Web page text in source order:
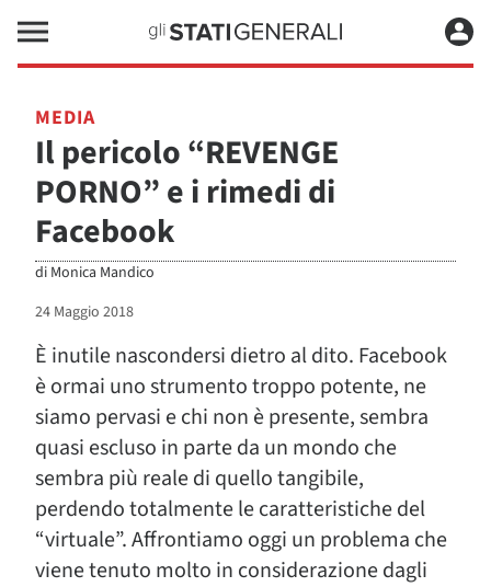
MEDIA
Il pericolo “REVENGE
PORNO” e i rimedi di
Facebook
di Monica Mandico
24 Maggio 2018
È inutile nascondersi dietro al dito. Facebook
è ormai uno strumento troppo potente, ne
siamo pervasi e chi non è presente, sembra
quasi escluso in parte da un mondo che
sembra più reale di quello tangibile,
perdendo totalmente le caratteristiche del
“virtuale”. Affrontiamo oggi un problema che
viene tenuto molto in considerazione dagli